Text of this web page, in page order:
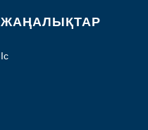
ЖАҢАЛЫҚТАР
Іс